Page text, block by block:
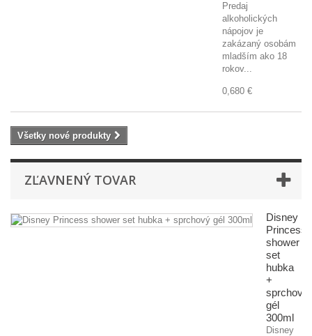
Predaj
alkoholických
nápojov je
zakázaný osobám
mladším ako 18
rokov...
0,680 €
Všetky nové produkty
ZĽAVNENÝ TOVAR
Disney
Princess
shower
set
hubka
+
sprchový
gél
300ml
Disney